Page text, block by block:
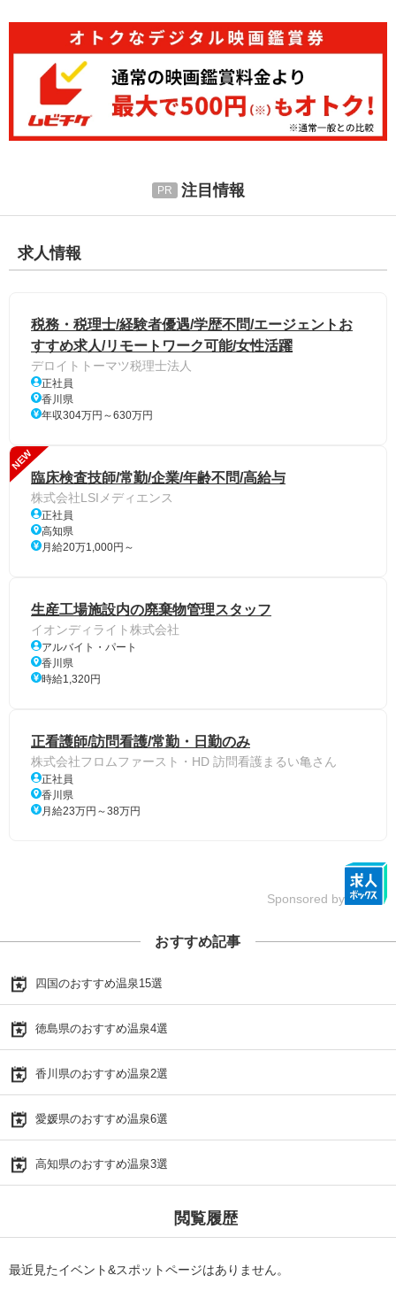
注目情報
求人情報
税務・税理士/経験者優遇/学歴不問/エージェントお
すすめ求人/リモートワーク可能/女性活躍
デロイトトーマツ税理士法人
正社員
香川県
年収304万円～630万円
NEW
臨床検査技師/常勤/企業/年齢不問/高給与
株式会社LSIメディエンス
正社員
高知県
月給20万1,000円～
生産工場施設内の廃棄物管理スタッフ
イオンディライト株式会社
アルバイト・パート
香川県
時給1,320円
正看護師/訪問看護/常勤・日勤のみ
株式会社フロムファースト・HD 訪問看護まるい亀さん
正社員
香川県
月給23万円～38万円
Sponsored by
おすすめ記事
四国のおすすめ温泉15選
徳島県のおすすめ温泉4選
香川県のおすすめ温泉2選
愛媛県のおすすめ温泉6選
高知県のおすすめ温泉3選
閲覧履歴
最近見たイベント&スポットページはありません。